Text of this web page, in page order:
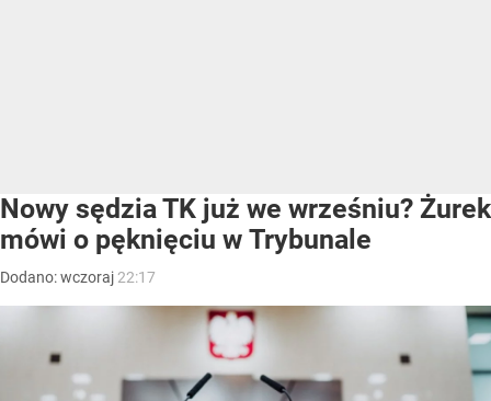
Nowy sędzia TK już we wrześniu? Żurek
mówi o pęknięciu w Trybunale
Dodano:wczoraj 22:17